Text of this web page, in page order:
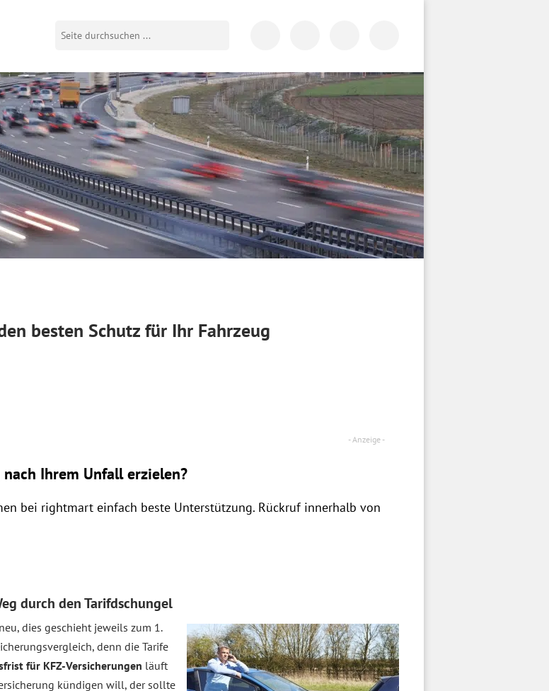
besten Schutz für Ihr Fahrzeug
Ihrem Unfall erzielen?
bei rightmart einfach beste Unterstützung. Rückruf innerhalb von
durch den Tarifdschungel
dies geschieht jeweils zum 1.
denn die Tarife
für KFZ-Versicherungen läuft
kündigen will, der sollte